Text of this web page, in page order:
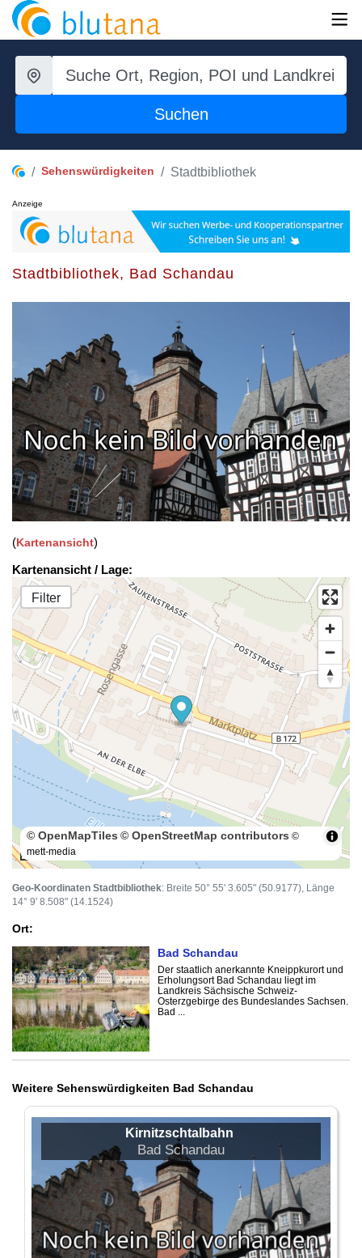
Suchen
Sehenswürdigkeiten Stadtbibliothek
Anzeige
Stadtbibliothek, Bad Schandau
(Kartenansicht)
Kartenansicht / Lage:
Filter
100 m
© OpenMapTiles © OpenStreetMap contributors ©
mett-media
Geo-Koordinaten Stadtbibliothek: Breite 50° 55' 3.605" (50.9177), Länge
14° 9' 8.508" (14.1524)
Ort:
Bad Schandau
Der staatlich anerkannte Kneippkurort und
Erholungsort Bad Schandau liegt im
Landkreis Sächsische Schweiz-
Osterzgebirge des Bundeslandes Sachsen.
Bad ...
Weitere Sehenswürdigkeiten Bad Schandau
Kirnitzschtalbahn
Bad Schandau